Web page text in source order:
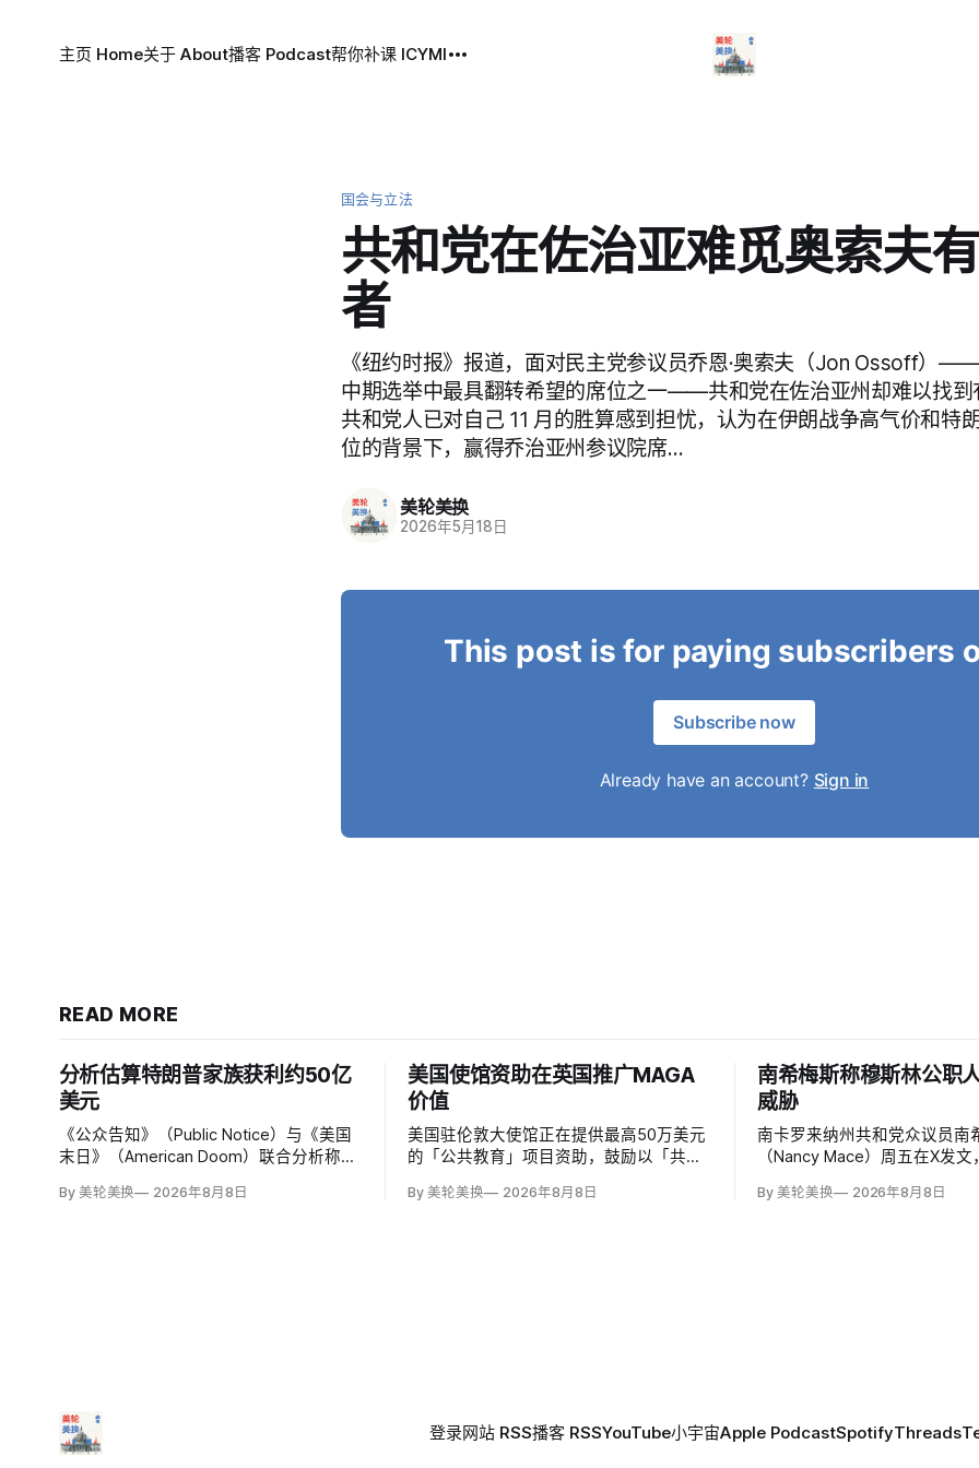
主页 Home关于 About播客 Podcast帮你补课 ICYMI
国会与立法
共和党在佐治亚难觅奥索夫
者
《纽约时报》报道，面对民主党参议员乔恩·奥索夫（Jon Ossoff）
中期选举中最具翻转希望的席位之一——共和党在佐治亚州却难以找到
共和党人已对自己 11 月的胜算感到担忧，认为在伊朗战争高气价和特
位的背景下，赢得乔治亚州参议院席…
美轮美换
2026年5月18日
This post is for paying subscribers
Subscribe now
Already have an account? Sign in
READ MORE
分析估算特朗普家族获利约50亿
美元
《公众告知》（Public Notice）与《美国
末日》（American Doom）联合分析称，
与资产增值保守估计约50亿美元，其中数
By 美轮美换 2026年8月8日
美国使馆资助在英国推广MAGA
价值
美国驻伦敦大使馆正在提供最高50万美元
的「公共教育」项目资助，鼓励以「共同
有限政府、正当程序、陪审团审判、财产
By 美轮美换 2026年8月8日
南希梅斯称穆斯林公职
威胁
南卡罗来纳州共和党众议员南
（Nancy Mace）周五在X发
马」，并对国家安全和共和国
By 美轮美换 2026年8月8日
登录网站 RSS播客 RSSYouTube小宇宙Apple PodcastSpotifyThreads